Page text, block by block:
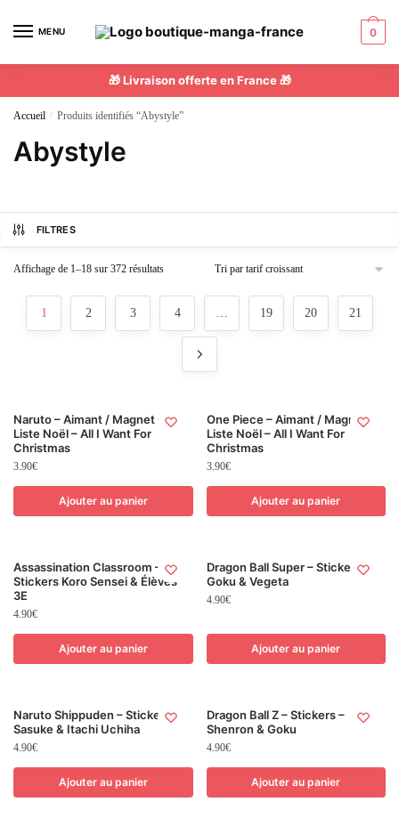
MENU 0
🎁 Livraison offerte en France 🎁
Accueil / Produits identifiés “Abystyle”
Abystyle
FILTRES
Affichage de 1–18 sur 372 résultats
1 2 3 4 19 20 21
Naruto – Aimant / Magnet –
Liste Noël – All I Want For
Christmas
3.90€
Ajouter au panier
One Piece – Aimant / Magnet –
Liste Noël – All I Want For
Christmas
3.90€
Ajouter au panier
Assassination Classroom –
Stickers Koro Sensei & Élèves
3E
4.90€
Ajouter au panier
Dragon Ball Super – Stickers –
Goku & Vegeta
4.90€
Ajouter au panier
Naruto Shippuden – Stickers –
Sasuke & Itachi Uchiha
4.90€
Ajouter au panier
Dragon Ball Z – Stickers –
Shenron & Goku
4.90€
Ajouter au panier